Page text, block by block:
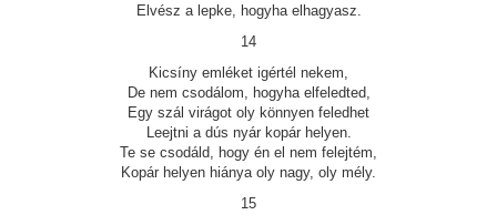
Elvész a lepke, hogyha elhagyasz.
14
Kicsíny emléket igértél nekem,
De nem csodálom, hogyha elfeledted,
Egy szál virágot oly könnyen feledhet
Leejtni a dús nyár kopár helyen.
Te se csodáld, hogy én el nem felejtém,
Kopár helyen hiánya oly nagy, oly mély.
15